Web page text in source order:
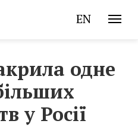
EN
одне
у Росії